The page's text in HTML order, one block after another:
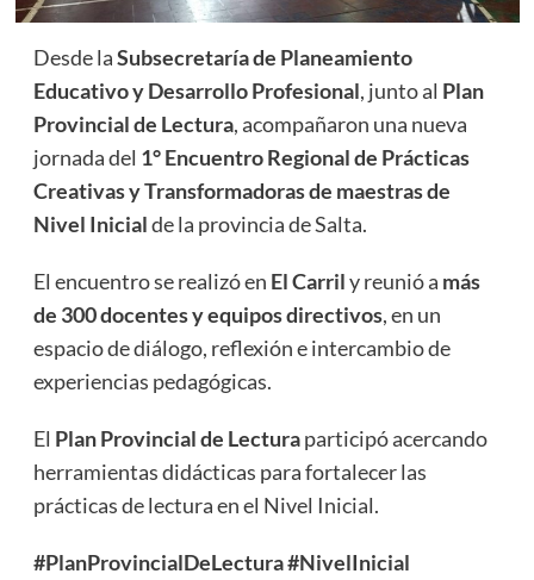
Desde laSubsecretaría de Planeamiento
Educativo y Desarrollo Profesional, junto al Plan
Provincial de Lectura, acompañaron una nueva
jornada del 1° Encuentro Regional de Prácticas
Creativas y Transformadoras de maestras de
Nivel Inicialde la provincia de Salta.
El encuentro se realizó en El Carrily reunió a más
de 300 docentes y equipos directivos, en un
espacio de diálogo, reflexión e intercambio de
experiencias pedagógicas.
El Plan Provincial de Lecturaparticipó acercando
herramientas didácticas para fortalecer las
prácticas de lectura en el Nivel Inicial.
#PlanProvincialDeLectura#NivelInicial